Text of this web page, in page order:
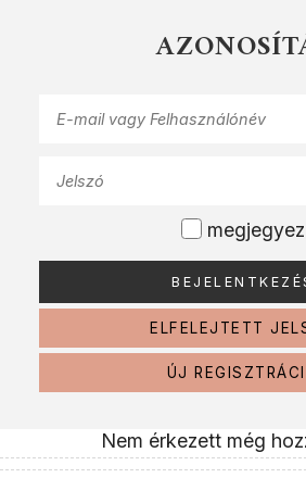
megjegyez
ELFELEJTETT
ÚJ
Nem érkezett még